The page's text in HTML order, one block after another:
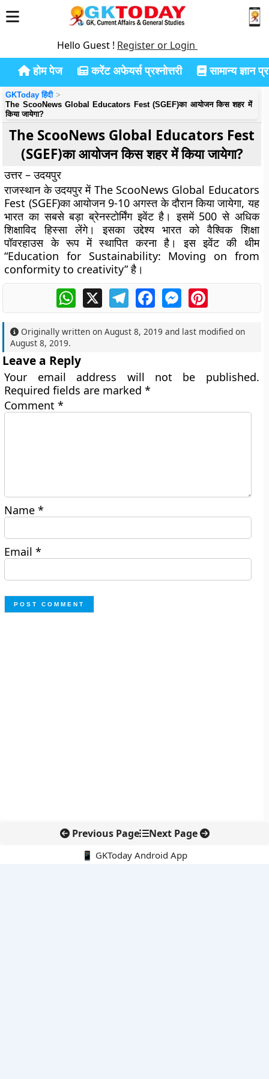
Hello Guest ! Register or Login
होम पेज करेंट अफेयर्स प्रश्नोत्तरी सामान्य ज्ञान
GKToday हिंदी
The ScooNews Global Educators Fest (SGEF)का आयोजन किस शहर में
किया जायेगा?
The ScooNews Global Educators Fest
(SGEF)का आयोजन किस शहर में किया जायेगा?
उत्तर – उदयपुर
राजस्थान के उदयपुर में The ScooNews Global Educators
Fest (SGEF)का आयोजन 9-10 अगस्त के दौरान किया जायेगा, यह
भारत का सबसे बड़ा ब्रेनस्टोर्मिंग इवेंट है। इसमें 500 से अधिक
शिक्षाविद हिस्सा लेंगे। इसका उद्देश्य भारत को वैश्विक शिक्षा
पॉवरहाउस के रूप में स्थापित करना है। इस इवेंट की थीम
“Education for Sustainability: Moving on from
conformity to creativity” है।
WhatsApp
X TelegramFacebookMessengerPinterest
Originally written onAugust 8, 2019 and last modified on
August 8, 2019.
Leave a Reply
Your email address will not be published.
Required fields are marked*
Comment*
Name*
Email*
Previous Page Next Page
📱 GKToday Android App